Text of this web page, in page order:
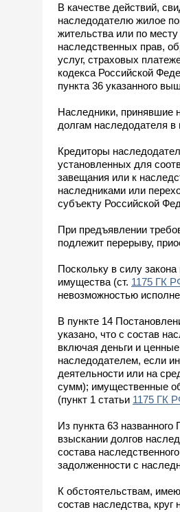
В качестве действий,
наследодателю жилое
жительства или по
наследственных прав,
услуг, страховых
кодекса Российской
пункта 36 указанного
Наследники, принявшие
долгам наследодателя
Кредиторы
установленных для
завещания или к
наследниками или
субъекту Российской
При предъявлении
подлежит перерыву,
Поскольку в силу
имущества (ст. 1175 ГК
невозможностью
В пункте 14
указано, что с состав
включая деньги и
наследодателем, если
деятельности или на
сумм); имущественные
(пункт 1 статьи 1175 ГК
Из пункта 63
взыскании долгов
состава
задолженности с
К обстоятельствам,
состав наследства,